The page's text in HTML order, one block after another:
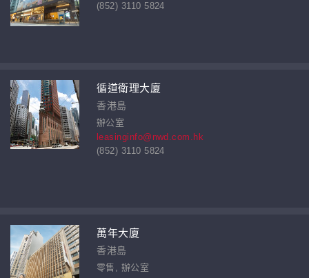
(852) 3110 5824
循道衛理大廈
香港島
辦公室
leasinginfo@nwd.com.hk
(852) 3110 5824
萬年大廈
香港島
零售, 辦公室